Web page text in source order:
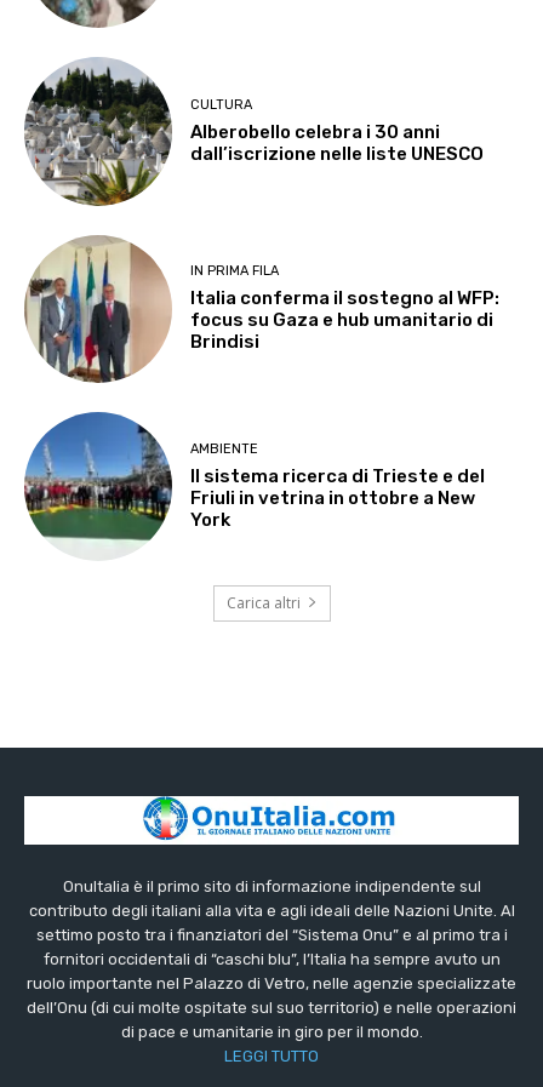
CULTURA
Alberobello celebra i 30 anni
dall’iscrizione nelle liste UNESCO
IN PRIMA FILA
Italia conferma il sostegno al WFP:
focus su Gaza e hub umanitario di
Brindisi
AMBIENTE
Il sistema ricerca di Trieste e del
Friuli in vetrina in ottobre a New
York
Carica altri
OnuItalia è il primo sito di informazione indipendente sul
contributo degli italiani alla vita e agli ideali delle Nazioni Unite. Al
settimo posto tra i finanziatori del “Sistema Onu” e al primo tra i
fornitori occidentali di “caschi blu”, l’Italia ha sempre avuto un
ruolo importante nel Palazzo di Vetro, nelle agenzie specializzate
dell’Onu (di cui molte ospitate sul suo territorio) e nelle operazioni
di pace e umanitarie in giro per il mondo.
LEGGI TUTTO